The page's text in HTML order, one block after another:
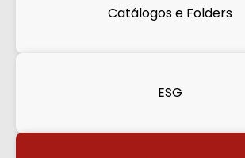
Catálogos e Folders
ESG